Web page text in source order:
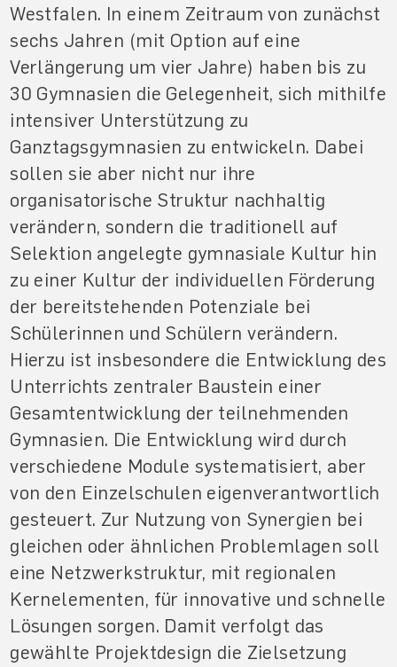
Westfalen. In einem Zeitraum von zunächst
sechs Jahren (mit Option auf eine
Verlängerung um vier Jahre) haben bis zu
30 Gymnasien die Gelegenheit, sich mithilfe
intensiver Unterstützung zu
Ganztagsgymnasien zu entwickeln. Dabei
sollen sie aber nicht nur ihre
organisatorische Struktur nachhaltig
verändern, sondern die traditionell auf
Selektion angelegte gymnasiale Kultur hin
zu einer Kultur der individuellen Förderung
der bereitstehenden Potenziale bei
Schülerinnen und Schülern verändern.
Hierzu ist insbesondere die Entwicklung des
Unterrichts zentraler Baustein einer
Gesamtentwicklung der teilnehmenden
Gymnasien. Die Entwicklung wird durch
verschiedene Module systematisiert, aber
von den Einzelschulen eigenverantwortlich
gesteuert. Zur Nutzung von Synergien bei
gleichen oder ähnlichen Problemlagen soll
eine Netzwerkstruktur, mit regionalen
Kernelementen, für innovative und schnelle
Lösungen sorgen. Damit verfolgt das
gewählte Projektdesign die Zielsetzung